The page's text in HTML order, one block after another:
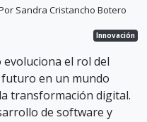
Sandra Cristancho Botero
Innovación
evoluciona el rol del
en un mundo
transformación digital.
de software y